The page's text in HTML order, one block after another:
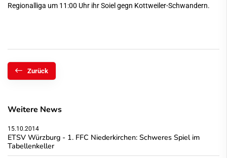
Regionalliga um 11:00 Uhr ihr Soiel gegn Kottweiler-Schwandern.
Zurück
Weitere News
15.10.2014
ETSV Würzburg - 1. FFC Niederkirchen: Schweres Spiel im
Tabellenkeller